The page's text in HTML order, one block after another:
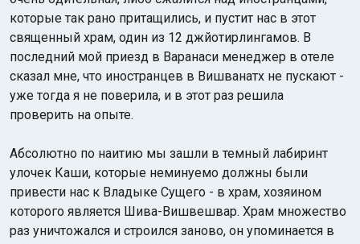
которые так рано притащились, и пустит нас в этот
священный храм, один из 12 джйотирлингамов. В
последний мой приезд в Варанаси менеджер в отеле
сказал мне, что иностранцев в Вишванатх не пускают -
уже тогда я не поверила, и в этот раз решила
проверить на опыте.
Абсолютно по наитию мы зашли в темный лабиринт
улочек Каши, которые неминуемо должны были
привести нас к Владыке Сущего - в храм, хозяином
которого является Шива-Вишвешвар. Храм множество
раз уничтожался и строился заново, он упоминается в